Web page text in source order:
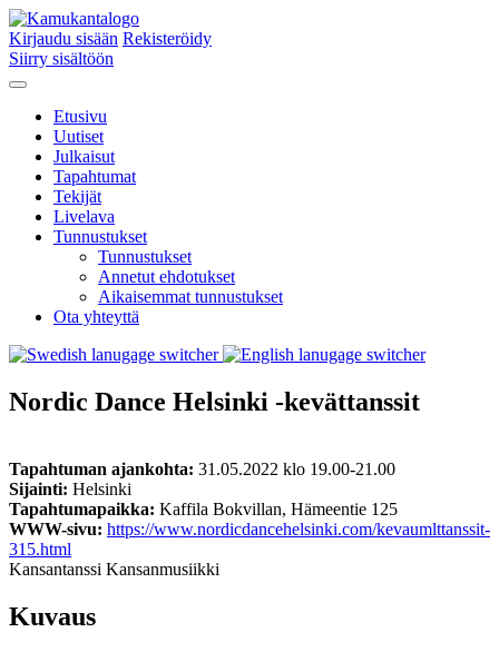
Kirjaudu sisään Rekisteröidy
Siirry sisältöön
Etusivu
Uutiset
Julkaisut
Tapahtumat
Tekijät
Livelava
Tunnustukset
Tunnustukset
Annetut ehdotukset
Aikaisemmat tunnustukset
Ota yhteyttä
Nordic Dance Helsinki -kevättanssit
Tapahtuman ajankohta: 31.05.2022 klo 19.00-21.00
Sijainti: Helsinki
Tapahtumapaikka: Kaffila Bokvillan, Hämeentie 125
WWW-sivu: https://www.nordicdancehelsinki.com/kevaumlttanssit-
315.html
Kansantanssi Kansanmusiikki
Kuvaus